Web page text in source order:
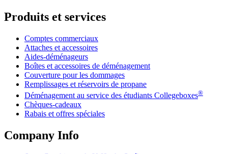
Produits et services
Comptes commerciaux
Attaches et accessoires
Aides-déménageurs
Boîtes et accessoires de déménagement
Couverture pour les dommages
Remplissages et réservoirs de propane
Déménagement au service des étudiants Collegeboxes®
Chèques-cadeaux
Rabais et offres spéciales
Company Info